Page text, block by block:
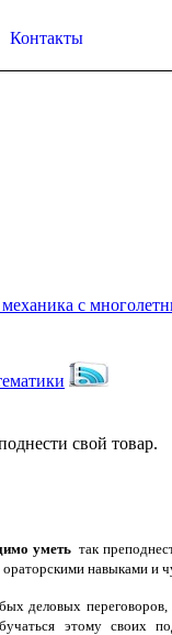
Контакты
с
свой товар.
уметьтак
навыками и
деловых
этому своих